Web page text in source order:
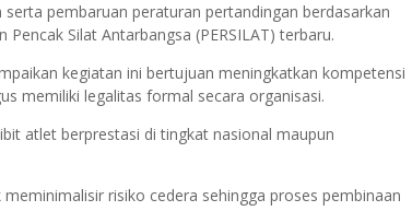
pembaruan peraturan pertandingan berdasarkan
Silat Antarbangsa (PERSILAT) terbaru.
kegiatan ini bertujuan meningkatkan kompetensi
memiliki legalitas formal secara organisasi.
atlet berprestasi di tingkat nasional maupun
risiko cedera sehingga proses pembinaan